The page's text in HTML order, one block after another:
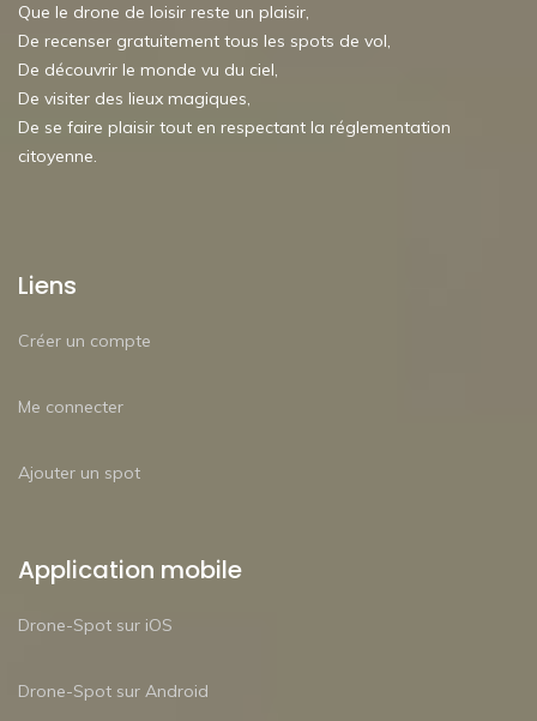
Que le drone de loisir reste un plaisir,
De recenser gratuitement tous les spots de vol,
De découvrir le monde vu du ciel,
De visiter des lieux magiques,
De se faire plaisir tout en respectant la réglementation
citoyenne.
Liens
Créer un compte
Me connecter
Ajouter un spot
Application mobile
Drone-Spot sur iOS
Drone-Spot sur Android